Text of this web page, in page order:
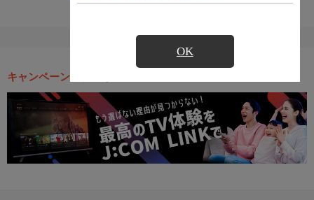
OK
キャンペーン・お得な情報